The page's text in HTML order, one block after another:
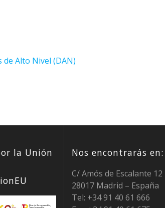
Alto Nivel (DAN)
la Unión
Nos encontrarás en:
C/ Amós de Escalante 12
28017 Madrid – España
Tel: +34 91 40 61 666